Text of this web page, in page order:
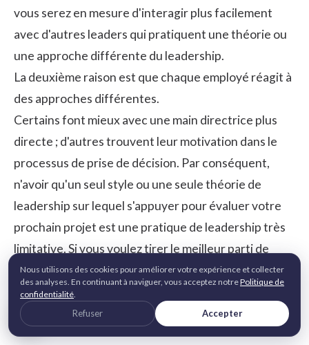
vous serez en mesure d'interagir plus facilement
avec d'autres leaders qui pratiquent une théorie ou
une approche différente du leadership.
La deuxième raison est que chaque employé réagit à
des approches différentes.
Certains font mieux avec une main directrice plus
directe ; d'autres trouvent leur motivation dans le
processus de prise de décision. Par conséquent,
n'avoir qu'un seul style ou une seule théorie de
leadership sur lequel s'appuyer pour évaluer votre
prochain projet est une pratique de leadership très
limitative. Si vous voulez tirer le meilleur parti de
votre équipe au fur et à mesure de sa croissance et
de son évolution, vous devez disposer d'un maximum
de connaissances.
Nous utilisons des cookies pour améliorer votre expérience et collecter
des analyses. En continuant à naviguer, vous acceptez notrePolitique de
confidentialité.
Refuser Accepter